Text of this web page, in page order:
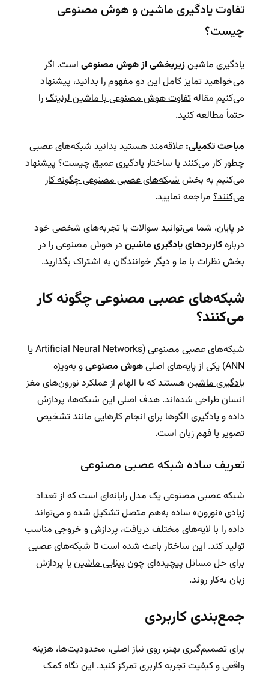
تفاوت یادگیری ماشین و هوش مصنوعی
چیست؟
یادگیری ماشینزیربخشی از هوش مصنوعی است. اگر
می‌خواهید تمایز کامل این دو مفهوم را بدانید، پیشنهاد
می‌کنیم مقالهتفاوت هوش مصنوعی با ماشین لرنینگرا
حتماً مطالعه کنید.
مباحث تکمیلی: علاقه‌مند هستید بدانید شبکه‌های عصبی
چطور کار می‌کنند یا ساختار یادگیری عمیق چیست؟ پیشنهاد
می‌کنیم به بخششبکه‌های عصبی مصنوعی چگونه کار
می‌کنند؟ مراجعه نمایید.
در پایان، شما می‌توانید سوالات یا تجربه‌های شخصی خود
دربارهکاربردهای یادگیری ماشین در هوش مصنوعی را در
بخش نظرات با ما و دیگر خوانندگان به اشتراک بگذارید.
شبکه‌های عصبی مصنوعی چگونه کار
می‌کنند؟
شبکه‌های عصبی مصنوعی (Artificial Neural Networks یا
ANN) یکی از پایه‌های اصلی
هوش مصنوعیو به‌ویژه
یادگیری ماشینهستند که با الهام از عملکرد نورون‌های مغز
انسان طراحی شده‌اند. هدف اصلی این شبکه‌ها، پردازش
داده و یادگیری الگوها برای انجام کارهایی مانند تشخیص
تصویر یا فهم زبان است.
تعریف ساده شبکه عصبی مصنوعی
شبکه عصبی مصنوعی یک مدل رایانه‌ای است که از تعداد
زیادی «نورون» ساده به‌هم متصل تشکیل شده و می‌تواند
داده را با لایه‌های مختلف دریافت، پردازش و خروجی مناسب
تولید کند. این ساختار باعث شده است تا شبکه‌های عصبی
برای حل مسائل پیچیده‌ای چونبینایی ماشینیا پردازش
زبان به‌کار روند.
جمع‌بندی کاربردی
برای تصمیم‌گیری بهتر، روی نیاز اصلی، محدودیت‌ها، هزینه
واقعی و کیفیت تجربه کاربری تمرکز کنید. این نگاه کمک